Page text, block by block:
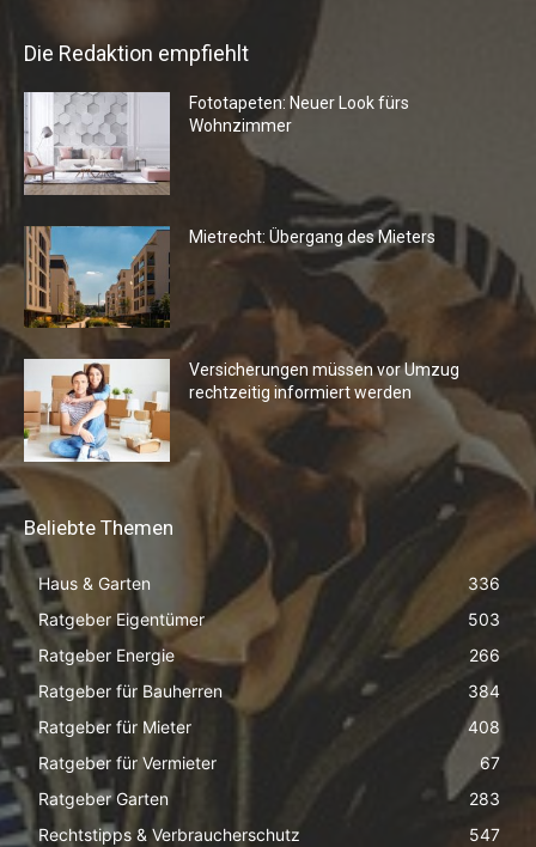
Die Redaktion empfiehlt
Fototapeten: Neuer Look fürs
Wohnzimmer
Mietrecht: Übergang des Mieters
Versicherungen müssen vor Umzug
rechtzeitig informiert werden
Beliebte Themen
Haus & Garten
336
Ratgeber Eigentümer
503
Ratgeber Energie
266
Ratgeber für Bauherren
384
Ratgeber für Mieter
408
Ratgeber für Vermieter
67
Ratgeber Garten
283
Rechtstipps & Verbraucherschutz
547